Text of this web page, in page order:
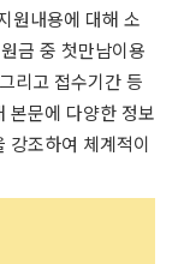
원내용에 대해 소
금 중 첫만남이용
리고 접수기간 등
본문에 다양한 정보
강조하여 체계적이